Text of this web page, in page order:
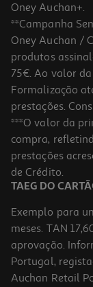
Sublinhador
0.99 €/un
0,99 €
Oney Auchan+.
**Campanha
Oney Auchan /
produtos
75€. Ao valor
Formalização
prestações.
***O valor da
compra,
prestações
de Crédito.
TAEG DO
Exemplo para
meses. TAN
aprovação.
Portugal,
Auchan Retail